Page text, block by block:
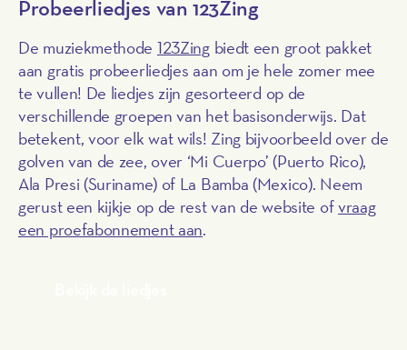
Probeerliedjes van 123Zing
De muziekmethode 123Zingbiedt een groot pakket
aan gratis probeerliedjes aan om je hele zomer mee
te vullen! De liedjes zijn gesorteerd op de
verschillende groepen van het basisonderwijs. Dat
betekent, voor elk wat wils! Zing bijvoorbeeld over de
golven van de zee, over ‘Mi Cuerpo’ (Puerto Rico),
Ala Presi (Suriname) of La Bamba (Mexico). Neem
gerust een kijkje op de rest van de website ofvraag
een proefabonnement aan.